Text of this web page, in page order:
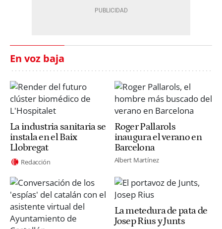
En voz baja
La industria sanitaria se
instala en el Baix
Llobregat
Redacción
Roger Pallarols
inaugura el verano en
Barcelona
Albert Martínez
La metedura de pata de
Josep Rius y Junts